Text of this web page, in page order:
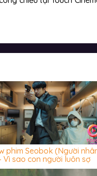
phim Seobok (Người
Vì sao con người luôn sợ
cái chết?